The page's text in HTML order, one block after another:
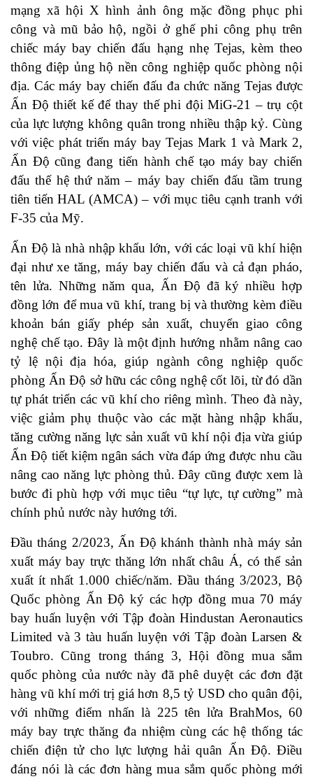
mạng xã hội X hình ảnh ông mặc đồng phục phi
công và mũ bảo hộ, ngồi ở ghế phi công phụ trên
chiếc máy bay chiến đấu hạng nhẹ Tejas, kèm theo
thông điệp ủng hộ nền công nghiệp quốc phòng nội
địa. Các máy bay chiến đấu đa chức năng Tejas được
Ấn Độ thiết kế để thay thế phi đội MiG-21 – trụ cột
của lực lượng không quân trong nhiều thập kỷ. Cùng
với việc phát triển máy bay Tejas Mark 1 và Mark 2,
Ấn Độ cũng đang tiến hành chế tạo máy bay chiến
đấu thế hệ thứ năm – máy bay chiến đấu tầm trung
tiên tiến HAL (AMCA) – với mục tiêu cạnh tranh với
F-35 của Mỹ.
Ấn Độ là nhà nhập khẩu lớn, với các loại vũ khí hiện
đại như xe tăng, máy bay chiến đấu và cả đạn pháo,
tên lửa. Những năm qua, Ấn Độ đã ký nhiều hợp
đồng lớn để mua vũ khí, trang bị và thường kèm điều
khoản bán giấy phép sản xuất, chuyển giao công
nghệ chế tạo. Đây là một định hướng nhằm nâng cao
tỷ lệ nội địa hóa, giúp ngành công nghiệp quốc
phòng Ấn Độ sở hữu các công nghệ cốt lõi, từ đó dần
tự phát triển các vũ khí cho riêng mình. Theo đà này,
việc giảm phụ thuộc vào các mặt hàng nhập khẩu,
tăng cường năng lực sản xuất vũ khí nội địa vừa giúp
Ấn Độ tiết kiệm ngân sách vừa đáp ứng được nhu cầu
nâng cao năng lực phòng thủ. Đây cũng được xem là
bước đi phù hợp với mục tiêu “tự lực, tự cường” mà
chính phủ nước này hướng tới.
Đầu tháng 2/2023, Ấn Độ khánh thành nhà máy sản
xuất máy bay trực thăng lớn nhất châu Á, có thể sản
xuất ít nhất 1.000 chiếc/năm. Đầu tháng 3/2023, Bộ
Quốc phòng Ấn Độ ký các hợp đồng mua 70 máy
bay huấn luyện với Tập đoàn Hindustan Aeronautics
Limited và 3 tàu huấn luyện với Tập đoàn Larsen &
Toubro. Cũng trong tháng 3, Hội đồng mua sắm
quốc phòng của nước này đã phê duyệt các đơn đặt
hàng vũ khí mới trị giá hơn 8,5 tỷ USD cho quân đội,
với những điểm nhấn là 225 tên lửa BrahMos, 60
máy bay trực thăng đa nhiệm cùng các hệ thống tác
chiến điện tử cho lực lượng hải quân Ấn Độ. Điều
đáng nói là các đơn hàng mua sắm quốc phòng mới